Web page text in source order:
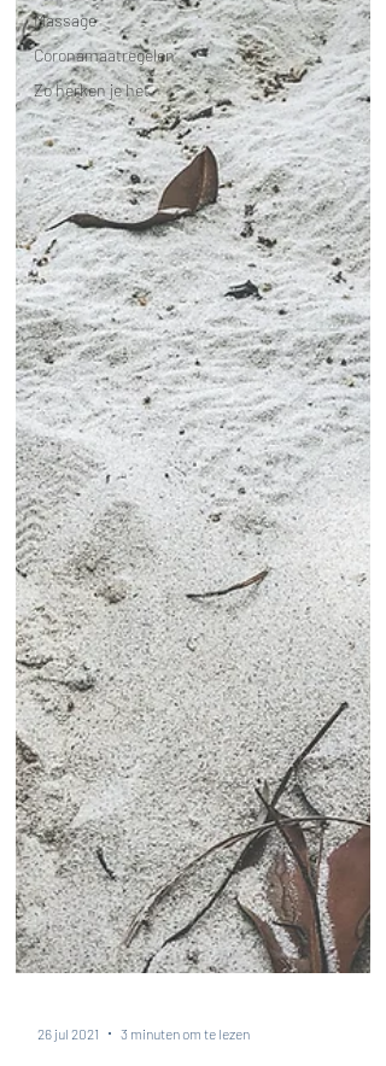
Massage
Coronamaatregelen
Zo herken je het